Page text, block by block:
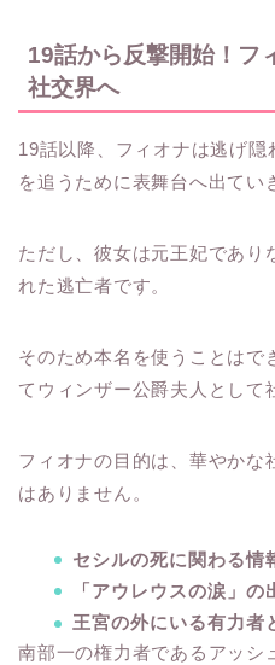
19話から反撃開始！フ
社交界へ
19話以降、フィオナは逃げ
を追うために表舞台へ出てい
ただし、彼女は元王妃であり
れた逃亡者です。
そのため本名を使うことはで
てウィンザー公爵夫人として
フィオナの目的は、華やかな
はありません。
セシルの死に関わる情
「アウレウスの涙」の
王宮の外にいる有力者
南部一の権力者であるアッシ